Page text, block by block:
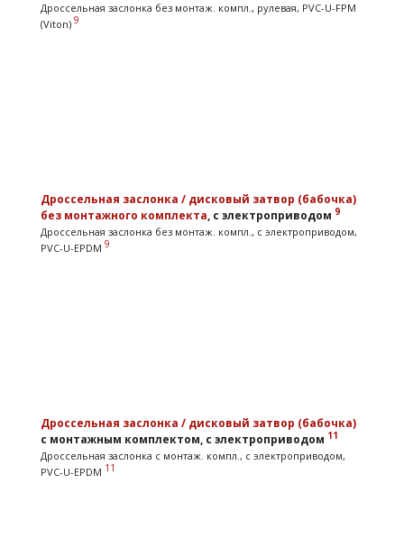
Дроссельная заслонка без монтаж. компл., рулевая, PVC-U-FPM
(Viton) 9
Дроссельная заслонка / дисковый затвор (бабочка)
без монтажного комплекта, с электроприводом 9
Дроссельная заслонка без монтаж. компл., с электроприводом,
PVC-U-EPDM 9
Дроссельная заслонка / дисковый затвор (бабочка)
с монтажным комплектом, с электроприводом 11
Дроссельная заслонка с монтаж. компл., с электроприводом,
PVC-U-EPDM 11